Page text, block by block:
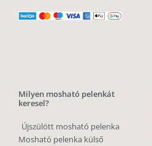
Milyen mosható pelenkát
keresel?
Újszülött mosható pelenka
Mosható pelenka külső